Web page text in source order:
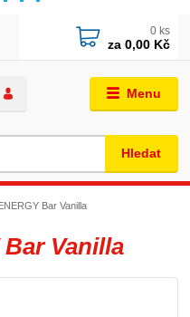
Menu
Hledat
0 ks
za 0,00 Kč
Bar Vanilla
Bar Vanilla